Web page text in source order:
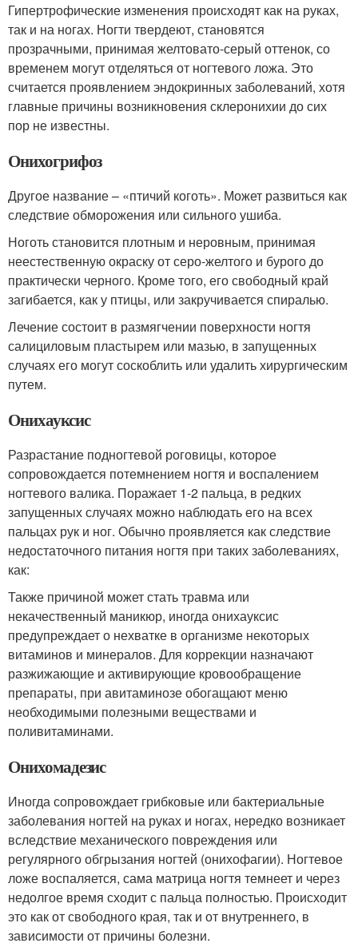
Гипертрофические изменения происходят как на руках,
так и на ногах. Ногти твердеют, становятся
прозрачными, принимая желтовато-серый оттенок, со
временем могут отделяться от ногтевого ложа. Это
считается проявлением эндокринных заболеваний, хотя
главные причины возникновения склеронихии до сих
пор не известны.
Онихогрифоз
Другое название – «птичий коготь». Может развиться как
следствие обморожения или сильного ушиба.
Ноготь становится плотным и неровным, принимая
неестественную окраску от серо-желтого и бурого до
практически черного. Кроме того, его свободный край
загибается, как у птицы, или закручивается спиралью.
Лечение состоит в размягчении поверхности ногтя
салициловым пластырем или мазью, в запущенных
случаях его могут соскоблить или удалить хирургическим
путем.
Онихауксис
Разрастание подногтевой роговицы, которое
сопровождается потемнением ногтя и воспалением
ногтевого валика. Поражает 1-2 пальца, в редких
запущенных случаях можно наблюдать его на всех
пальцах рук и ног. Обычно проявляется как следствие
недостаточного питания ногтя при таких заболеваниях,
как:
Также причиной может стать травма или
некачественный маникюр, иногда онихауксис
предупреждает о нехватке в организме некоторых
витаминов и минералов. Для коррекции назначают
разжижающие и активирующие кровообращение
препараты, при авитаминозе обогащают меню
необходимыми полезными веществами и
поливитаминами.
Онихомадезис
Иногда сопровождает грибковые или бактериальные
заболевания ногтей на руках и ногах, нередко возникает
вследствие механического повреждения или
регулярного обгрызания ногтей (онихофагии). Ногтевое
ложе воспаляется, сама матрица ногтя темнеет и через
недолгое время сходит с пальца полностью. Происходит
это как от свободного края, так и от внутреннего, в
зависимости от причины болезни.